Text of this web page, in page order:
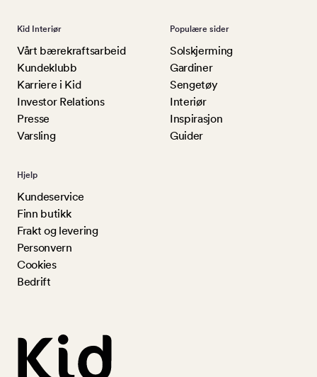
Kid Interiør
Vårt bærekraftsarbeid
Kundeklubb
Karriere i Kid
Investor Relations
Presse
Varsling
Populære sider
Solskjerming
Gardiner
Sengetøy
Interiør
Inspirasjon
Guider
Hjelp
Kundeservice
Finn butikk
Frakt og levering
Personvern
Cookies
Bedrift